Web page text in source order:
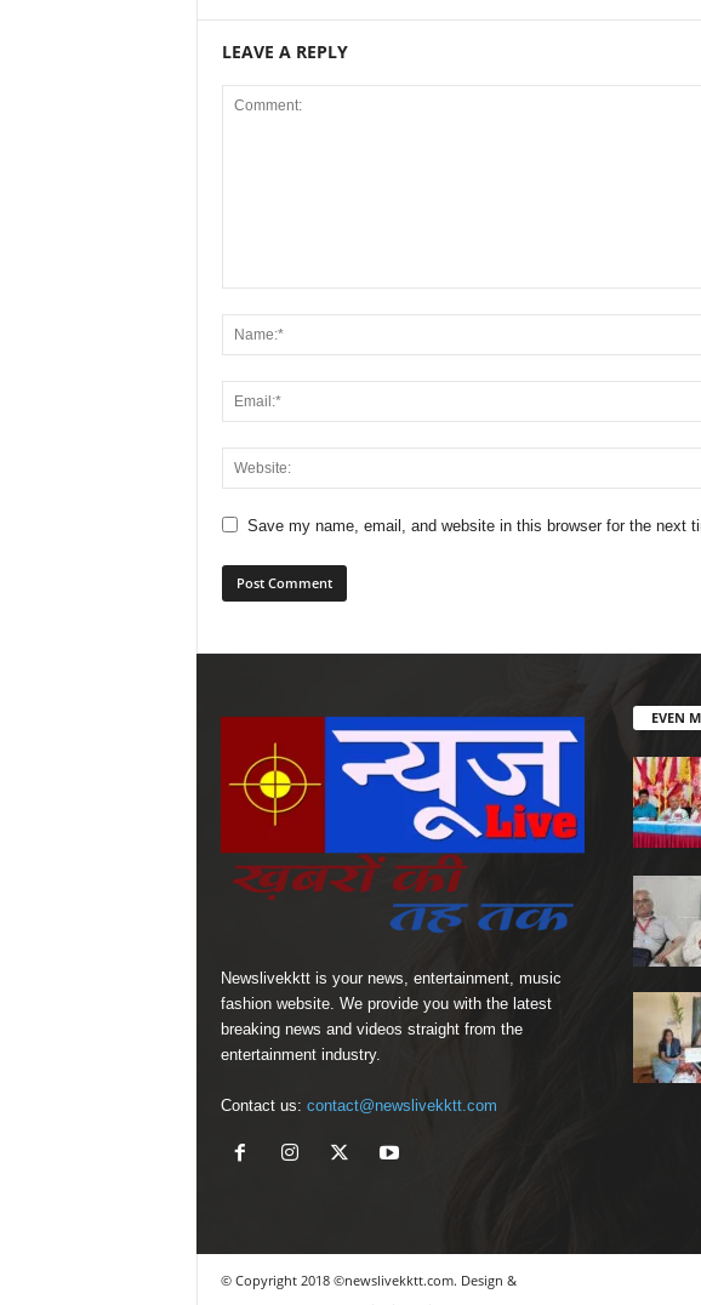
LEAVE A REPLY
Save my name, email, and website in this browser for the next
Newslivekktt is your news, entertainment, music
fashion website. We provide you with the latest
breaking news and videos straight from the
entertainment industry.
Contact us: contact@newslivekktt.com
EVEN
© Copyright 2018 ©newslivekktt.com. Design &